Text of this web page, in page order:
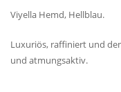
Viyella Hemd, Hellblau.
Luxuriös, raffiniert und
und atmungsaktiv.